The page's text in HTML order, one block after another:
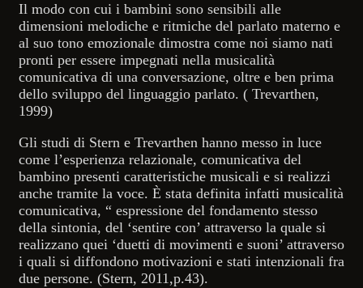
Il modo con cui i bambini sono sensibili alle
dimensioni melodiche e ritmiche del parlato materno e
al suo tono emozionale dimostra come noi siamo nati
pronti per essere impegnati nella musicalità
comunicativa di una conversazione, oltre e ben prima
dello sviluppo del linguaggio parlato. ( Trevarthen,
1999)
Gli studi di Stern e Trevarthen hanno messo in luce
come l’esperienza relazionale, comunicativa del
bambino presenti caratteristiche musicali e si realizzi
anche tramite la voce. È stata definita infatti musicalità
comunicativa, “ espressione del fondamento stesso
della sintonia, del ‘sentire con’ attraverso la quale si
realizzano quei ‘duetti di movimenti e suoni’ attraverso
i quali si diffondono motivazioni e stati intenzionali fra
due persone. (Stern, 2011,p.43).